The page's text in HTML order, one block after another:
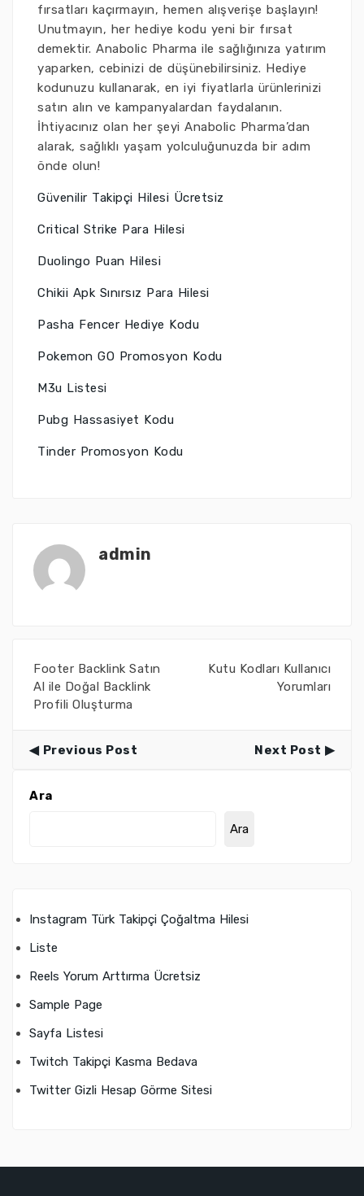
fırsatları kaçırmayın, hemen alışverişe başlayın!
Unutmayın, her hediye kodu yeni bir fırsat
demektir. Anabolic Pharma ile sağlığınıza yatırım
yaparken, cebinizi de düşünebilirsiniz. Hediye
kodunuzu kullanarak, en iyi fiyatlarla ürünlerinizi
satın alın ve kampanyalardan faydalanın.
İhtiyacınız olan her şeyi Anabolic Pharma’dan
alarak, sağlıklı yaşam yolculuğunuzda bir adım
önde olun!
Güvenilir Takipçi Hilesi Ücretsiz
Critical Strike Para Hilesi
Duolingo Puan Hilesi
Chikii Apk Sınırsız Para Hilesi
Pasha Fencer Hediye Kodu
Pokemon GO Promosyon Kodu
M3u Listesi
Pubg Hassasiyet Kodu
Tinder Promosyon Kodu
admin
Footer Backlink Satın
Al ile Doğal Backlink
Profili Oluşturma
Kutu Kodları Kullanıcı
Yorumları
Previous Post Next Post
Ara
Ara
Instagram Türk Takipçi Çoğaltma Hilesi
Liste
Reels Yorum Arttırma Ücretsiz
Sample Page
Sayfa Listesi
Twitch Takipçi Kasma Bedava
Twitter Gizli Hesap Görme Sitesi